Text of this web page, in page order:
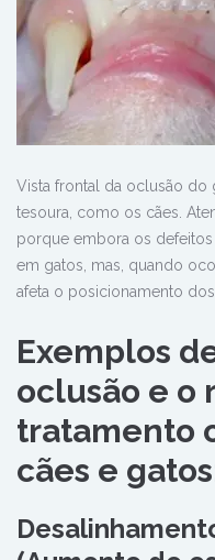
Vista frontal da oclusão
tesoura, como os cães.
porque embora os
em gatos, mas, quando
afeta o posicionamento
Exemplos
oclusão e o
tratamento
cães e